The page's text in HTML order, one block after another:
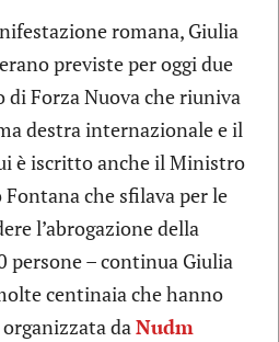
romana, Giulia
previste per oggi due
Forza Nuova che riuniva
destra internazionale e il
è iscritto anche il Ministro
che sfilava per le
l’abrogazione della
persone – continua Giulia
centinaia che hanno
daNudm